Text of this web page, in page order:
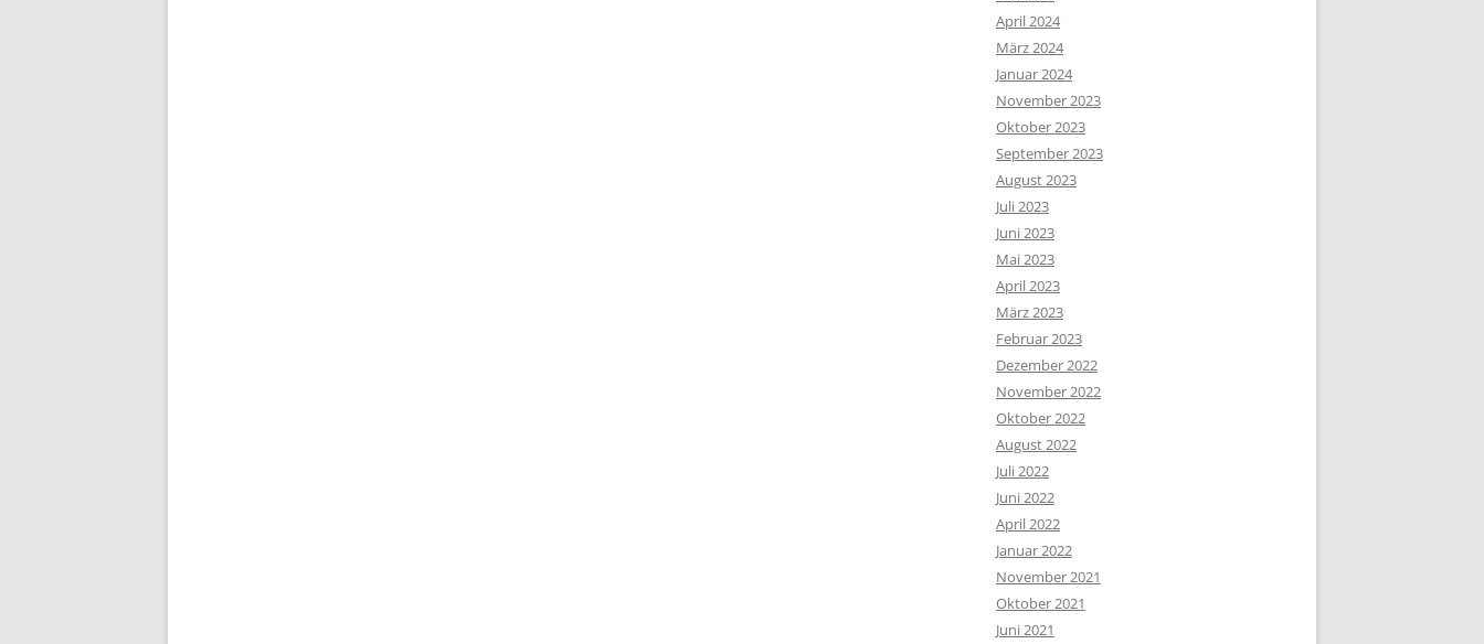
April 2024
März 2024
Januar 2024
November 2023
Oktober 2023
September 2023
August 2023
Juli 2023
Juni 2023
Mai 2023
April 2023
März 2023
Februar 2023
Dezember 2022
November 2022
Oktober 2022
August 2022
Juli 2022
Juni 2022
April 2022
Januar 2022
November 2021
Oktober 2021
Juni 2021